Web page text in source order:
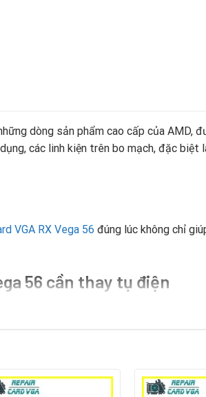
dòng sản phẩm cao cấp của AMD,
các linh kiện trên bo mạch, đặc
VGA RX Vega 56 đúng lúc không chỉ
56 cần thay tụ điện
56 gặp sự cố tụ điện qua những dấu
sập nguồn khi chạy ứng dụng nặng.
vệ sinh và thay keo tản nhiệt.